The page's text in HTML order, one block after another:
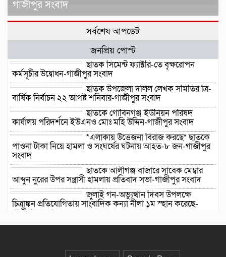
গাজীপুর সংবাদ
সর্বশেষ আপডেট
জনপ্রিয় পোস্ট
ছাতক সিমেন্ট ফ্যাক্টরি-তে বৃক্ষরোপন
কর্মসূচীর উদ্বোধন-গাজীপুর সংবাদ
ছাতক উপজেলা দলিল লেখক সমিতির ত্রি-
বার্ষিক নির্বাচন ২২ আগষ্ট শনিবার-গাজীপুর সংবাদ
ছাতকে গোবিনগঞ্জ ইউনিয়ন পরিষদ
কার্যালয় পরিদর্শনে ইউএনও মোঃ মহি উদ্দিন-গাজীপুর সংবাদ
*এলাকায় উত্তেজনা বিরাজ করছে* ছাতকে
পাওনা টাকা নিয়ে হামলা ও সংঘর্ষের ঘটনায় আহত-৮ জন-গাজীপুর
সংবাদ
ছাতকে আলীগঞ্জ বাজারে সাবেক মেম্বার
আব্দুন নুরের উপর সন্ত্রাসী হামলায় প্রতিবাদ সভা-গাজীপুর সংবাদ
জুলাই গন-অভ্যুত্থান দিবস উপলক্ষে
চিত্রাঙ্কন প্রতিযোগিতায় সাংবাদিক কন্যা নীলা ১ম স্হান করেছে-
গাজীপুর সংবাদ
ছাতকে বিদ্যুৎ বিল, লোডশেডিংয়ের